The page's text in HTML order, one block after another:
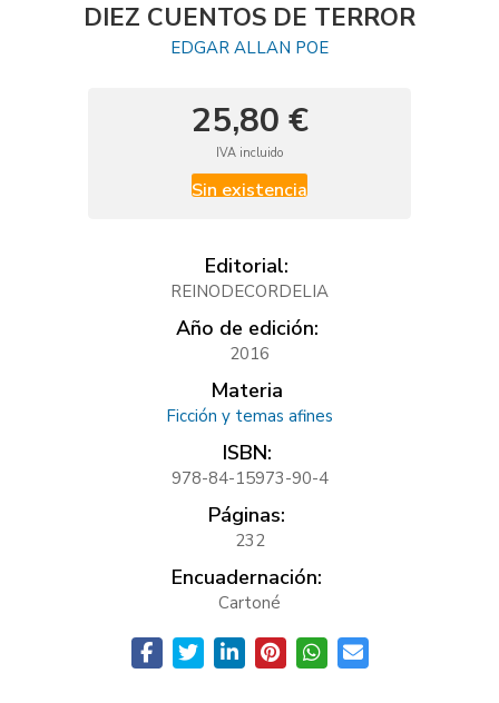
DIEZ CUENTOS DE TERROR
EDGAR ALLAN POE
25,80 €
IVA incluido
Sin existencia
Editorial:
REINODECORDELIA
Año de edición:
2016
Materia
Ficción y temas afines
ISBN:
978-84-15973-90-4
Páginas:
232
Encuadernación:
Cartoné